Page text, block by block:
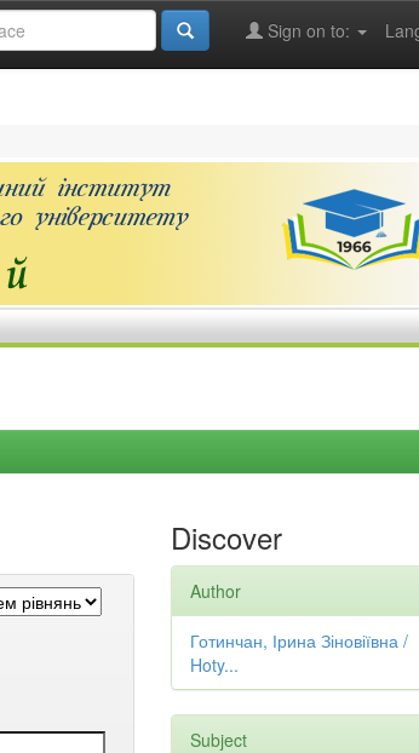
Sign on to:
Discover
Author
Готинчан, Ірина Зіновіївна /
Hoty...
Subject